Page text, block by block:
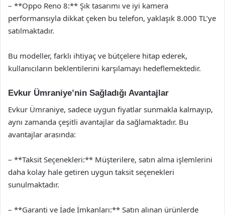
– **Oppo Reno 8:** Şık tasarımı ve iyi kamera
performansıyla dikkat çeken bu telefon, yaklaşık 8.000 TL’ye
satılmaktadır.
Bu modeller, farklı ihtiyaç ve bütçelere hitap ederek,
kullanıcıların beklentilerini karşılamayı hedeflemektedir.
Evkur Ümraniye’nin Sağladığı Avantajlar
Evkur Ümraniye, sadece uygun fiyatlar sunmakla kalmayıp,
aynı zamanda çeşitli avantajlar da sağlamaktadır. Bu
avantajlar arasında:
– **Taksit Seçenekleri:** Müşterilere, satın alma işlemlerini
daha kolay hale getiren uygun taksit seçenekleri
sunulmaktadır.
– **Garanti ve İade İmkanları:** Satın alınan ürünlerde